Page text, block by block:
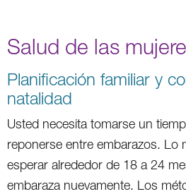
Salud de las
Planificación familiar y
natalidad
Usted necesita tomarse un
reponerse entre embarazos. Lo
esperar alrededor de 18 a 24
embaraza nuevamente. Los